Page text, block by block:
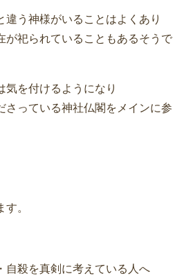
違う神様がいることはよくあり
が祀られていることもあるそうで
気を付けるようになり
さっている神社仏閣をメインに参
。
自殺を真剣に考えている人へ